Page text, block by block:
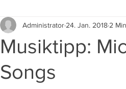
Musiktipp:
Songs
Administrator 24. Jan. 2018 2